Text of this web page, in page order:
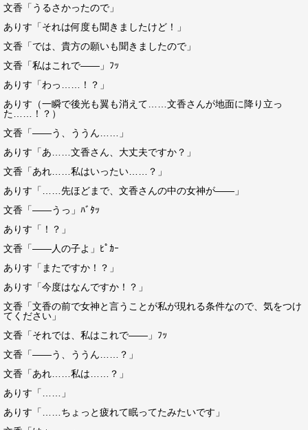
文香「うるさかったので」
ありす「それは何度も聞きましたけど！」
文香「では、貴方の願いも聞きましたので」
文香「私はこれで――」ﾌｯ
ありす「わっ……！？」
ありす（一瞬で後光も翼も消えて……文香さんが地面に降り立っ
た……！？）
文香「――う、ううん……」
ありす「あ……文香さん、大丈夫ですか？」
文香「あれ……私はいったい……？」
ありす「……先ほどまで、文香さんの中の女神が――」
文香「――うっ」ﾊﾞﾀｯ
ありす「！？」
文香「――人の子よ」ﾋﾟｶｰ
ありす「またですか！？」
ありす「今度はなんですか！？」
文香「文香の前で女神と言うことが私が現れる条件なので、気をつけ
てください」
文香「それでは、私はこれで――」ﾌｯ
文香「――う、ううん……？」
文香「あれ……私は……？」
ありす「……」
ありす「……ちょっと疲れて眠ってたみたいです」